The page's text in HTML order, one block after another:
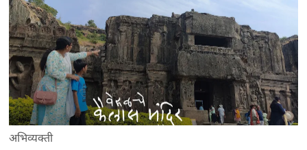
अभिव्यक्ती